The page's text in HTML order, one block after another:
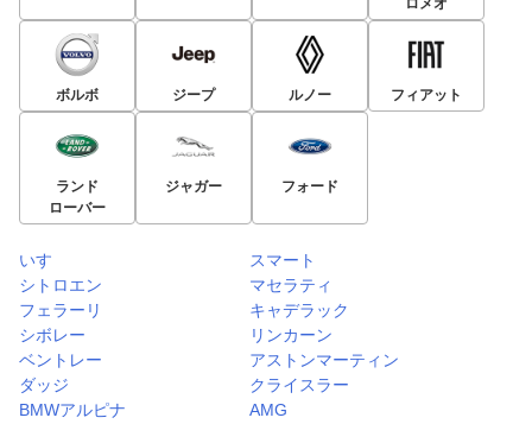
ロメオ
ボルボ ジープ ルノー フィアット
ランド
ローバー
ジャガー フォード
いすゞ
スマート
シトロエン
マセラティ
フェラーリ
キャデラック
シボレー
リンカーン
ベントレー
アストンマーティン
ダッジ
クライスラー
BMWアルピナ
AMG